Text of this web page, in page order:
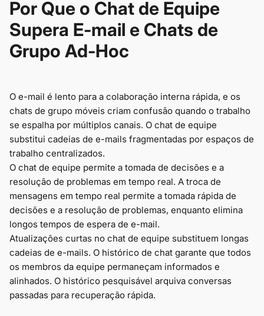
Por Que o Chat de Equipe
Supera E-mail e Chats de
Grupo Ad-Hoc
O e-mail é lento para a colaboração interna rápida, e os
chats de grupo móveis criam confusão quando o trabalho
se espalha por múltiplos canais. O chat de equipe
substitui cadeias de e-mails fragmentadas por espaços de
trabalho centralizados.
O chat de equipe permite a tomada de decisões e a
resolução de problemas em tempo real. A troca de
mensagens em tempo real permite a tomada rápida de
decisões e a resolução de problemas, enquanto elimina
longos tempos de espera de e-mail.
Atualizações curtas no chat de equipe substituem longas
cadeias de e-mails. O histórico de chat garante que todos
os membros da equipe permaneçam informados e
alinhados. O histórico pesquisável arquiva conversas
passadas para recuperação rápida.